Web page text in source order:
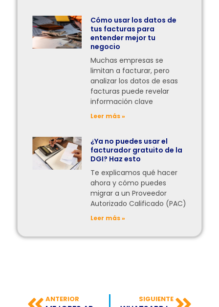
Cómo usar los datos de
tus facturas para
entender mejor tu
negocio
Muchas empresas se
limitan a facturar, pero
analizar los datos de esas
facturas puede revelar
información clave
Leer más »
¿Ya no puedes usar el
facturador gratuito de la
DGI? Haz esto
Te explicamos qué hacer
ahora y cómo puedes
migrar a un Proveedor
Autorizado Calificado (PAC)
Leer más »
ANTERIOR SIGUIENTE